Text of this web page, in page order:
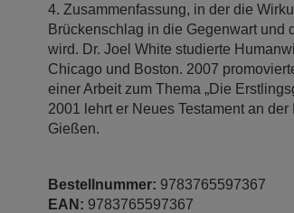
4. Zusammenfassung, in der die
Brückenschlag in die Gegenwart und
wird. Dr. Joel White studierte
Chicago und Boston. 2007
einer Arbeit zum Thema „Die
2001 lehrt er Neues Testament an
Gießen.
Bestellnummer: 9783765597367
EAN: 9783765597367